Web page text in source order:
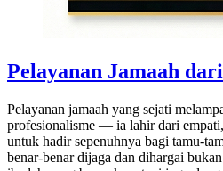
Pelayanan Jamaah
Pelayanan jamaah yang sejati
profesionalisme — ia lahir dari
untuk hadir sepenuhnya bagi tamu-
benar-benar dijaga dan dihargai